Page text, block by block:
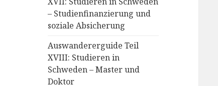
– Studienfinanzierung und
soziale Absicherung
Auswandererguide Teil
XVIII: Studieren in
Schweden – Master und
Doktor